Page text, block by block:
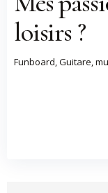
loisirs ?
Funboard, Guitare,